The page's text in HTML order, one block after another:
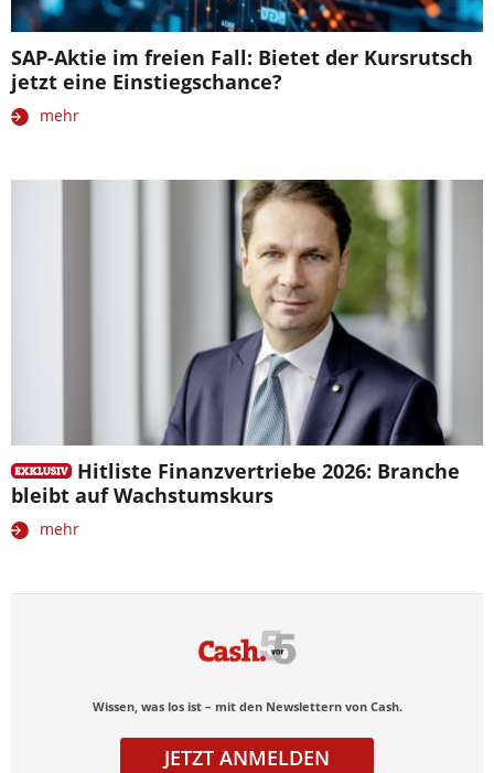
SAP-Aktie im freien Fall: Bietet der Kursrutsch
jetzt eine Einstiegschance?
mehr
Hitliste Finanzvertriebe 2026: Branche
bleibt auf Wachstumskurs
mehr
Wissen, was los ist – mit den Newslettern von Cash.
JETZT ANMELDEN